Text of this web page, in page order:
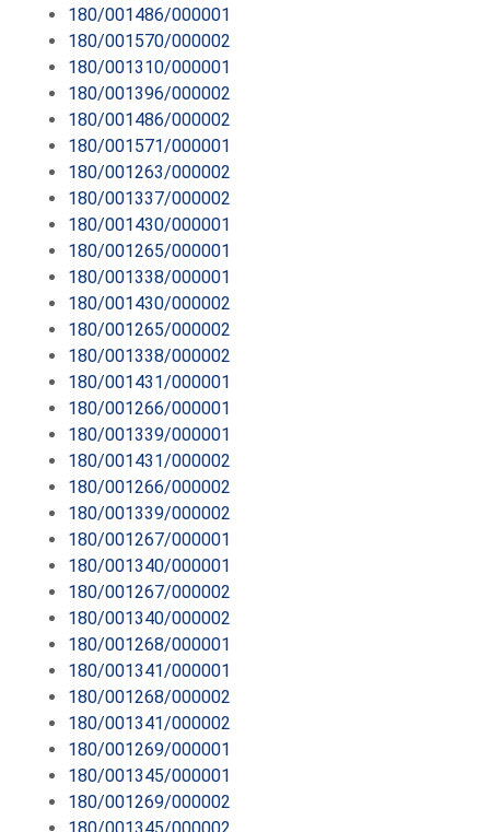
180/001486/000001
180/001570/000002
180/001310/000001
180/001396/000002
180/001486/000002
180/001571/000001
180/001263/000002
180/001337/000002
180/001430/000001
180/001265/000001
180/001338/000001
180/001430/000002
180/001265/000002
180/001338/000002
180/001431/000001
180/001266/000001
180/001339/000001
180/001431/000002
180/001266/000002
180/001339/000002
180/001267/000001
180/001340/000001
180/001267/000002
180/001340/000002
180/001268/000001
180/001341/000001
180/001268/000002
180/001341/000002
180/001269/000001
180/001345/000001
180/001269/000002
180/001345/000002